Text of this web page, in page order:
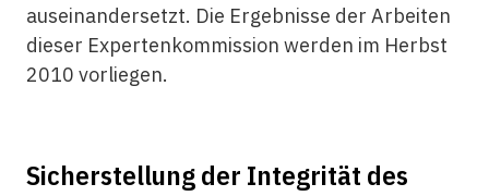
auseinandersetzt. Die Ergebnisse der Arbeiten
dieser Expertenkommission werden im Herbst
2010 vorliegen.
Sicherstellung der Integrität des